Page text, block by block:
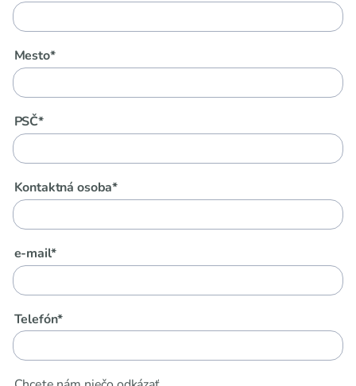
Mesto*
PSČ*
Kontaktná osoba*
e-mail*
Telefón*